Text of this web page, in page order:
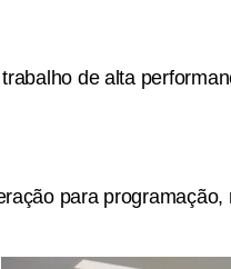
de alta
para